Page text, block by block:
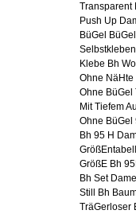
Transparent
Push Up
BüGel
Klebe Bh
Ohne NäHte
Ohne BüGel
Mit Tiefem
Ohne BüGel
Bh 95 H
GrößE Bh
Bh Set
Still Bh
TräGerloser